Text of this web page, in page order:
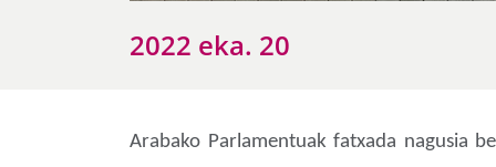
2022 eka. 20
Arabako Parlamentuak fatxada nagusia